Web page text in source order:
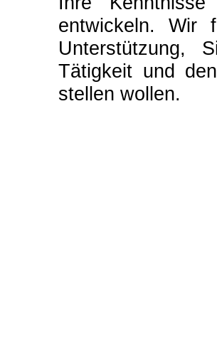
entwickeln. Wir
Unterstützung,
Tätigkeit und
stellen wollen.